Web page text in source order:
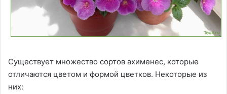
Существует множество сортов ахименес, которые
отличаются цветом и формой цветков. Некоторые из
них: